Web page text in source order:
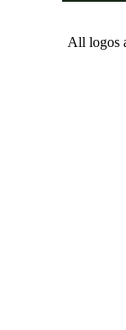
All logos